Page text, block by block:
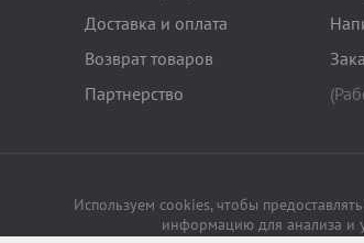
Доставка и оплата
Возврат товаров
Партнерство
Используем cookies, чтобы
информацию для анализа и